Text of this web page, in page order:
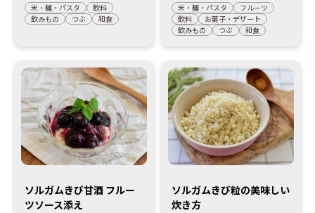
米・麺・パスタ
飲料
飲みもの
つぶ 和食
米・麺・パスタ
フルーツ
飲料
お菓子・デザート
飲みもの
つぶ 和食
ソルガムきび甘酒 フルー
ツソース添え
ソルガムきび粒の美味しい
炊き方